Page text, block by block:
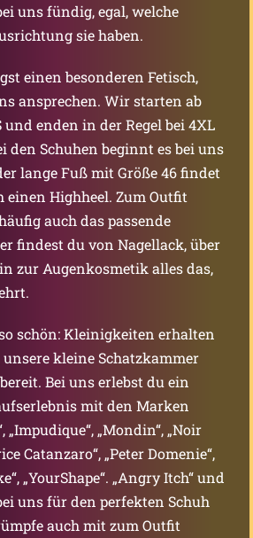
uns fündig, egal, welche
sie haben.
einen besonderen Fetisch,
ansprechen. Wir starten ab
enden in der Regel bei 4XL
den Schuhen beginnt es bei uns
lange Fuß mit Größe 46 findet
einen Highheel. Zum Outfit
auch das passende
findest du von Nagellack, über
zur Augenkosmetik alles das,
schön: Kleinigkeiten erhalten
kleine Schatzkammer
Bei uns erlebst du ein
mit den Marken
„Impudique“, „Mondin“, „Noir
Catanzaro“, „Peter Domenie“,
„YourShape“. „Angry Itch“ und
uns für den perfekten Schuh
auch mit zum Outfit